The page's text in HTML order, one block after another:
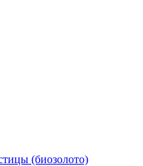
(биозолото)